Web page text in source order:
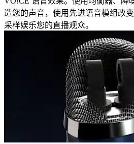
造您的声音，使用先进语音模组改
采样娱乐您的直播观众。